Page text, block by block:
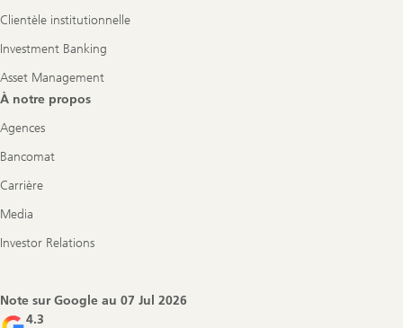
Clientèle institutionnelle
Investment Banking
Asset Management
À notre propos
Agences
Bancomat
Carrière
Media
Investor Relations
Note sur Google au 07 Jul 2026
4.3